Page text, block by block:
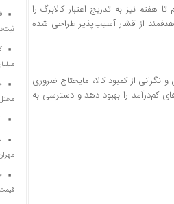
۱۰ تا ۱۴ روز، دهک‌های چهارم تا هفتم نیز به تدریج اعتبار کالابرگ را
از اقشار آسیب‌پذیر طراحی شده
نگرانی از کمبود کالا، مایحتاج ضروری
کم‌درآمد را بهبود دهد و دسترسی به